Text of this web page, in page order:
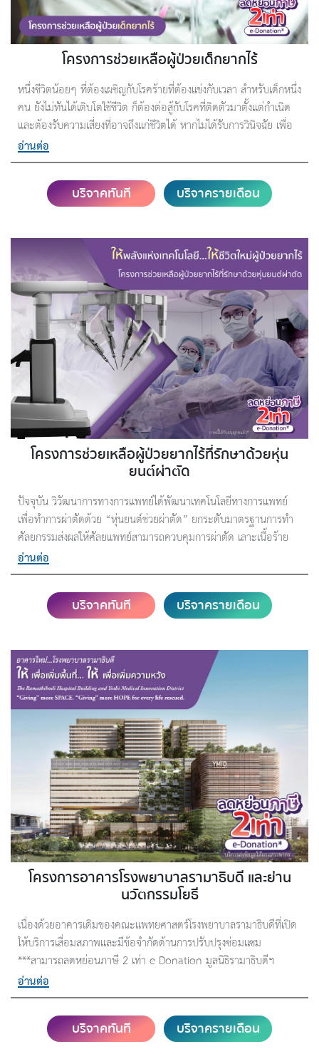
โครงการช่วยเหลือผู้ป่วยเด็กยากไร้
หนึ่งชีวิตน้อยๆ ที่ต้องเผชิญกับโรคร้ายที่ต้องแข่งกับเวลา สำหรับเด็กหนึ่ง
คน ยังไม่ทันได้เติบโตใช้ชีวิต ก็ต้องต่อสู้กับโรคที่ติดตัวมาตั้งแต่กำเนิด
และต้องรับความเสี่ยงที่อาจถึงแก่ชีวิตได้ หากไม่ได้รับการวินิจฉัย เพื่อ
รับการดูแลรักษาอย่างถูกต้องและทันท่วงที
อ่านต่อ
บริจาคทันที บริจาครายเดือน
โครงการช่วยเหลือผู้ป่วยยากไร้ที่รักษาด้วยหุ่น
ยนต์ผ่าตัด
ปัจจุบัน วิวัฒนาการทางการแพทย์ได้พัฒนาเทคโนโลยีทางการแพทย์
เพื่อทำการผ่าตัดด้วย “หุ่นยนต์ช่วยผ่าตัด” ยกระดับมาตรฐานการทำ
ศัลยกรรมส่งผลให้ศัลยแพทย์สามารถควบคุมการผ่าตัด เลาะเนื้อร้าย
และเย็บแผลในจุดที่ยากลำบากและมีขนาดเล็กมากได้อย่างมี
ประสิทธิภาพ รวดเร็ว และมีความแม่นยำสูงสุดในระดับมิลลิเมตร
อ่านต่อ
บริจาคทันที บริจาครายเดือน
โครงการอาคารโรงพยาบาลรามาธิบดี และย่าน
นวัตกรรมโยธี
เนื่องด้วยอาคารเดิมของคณะแพทยศาสตร์โรงพยาบาลรามาธิบดีที่เปิด
ให้บริการเสื่อมสภาพและมีข้อจำกัดด้านการปรับปรุงซ่อมแซม
***สามารถลดหย่อนภาษี 2 เท่า e-Donation มูลนิธิรามาธิบดีฯ
บริการส่งข้อมูลให้กรมสรรพากร
อ่านต่อ
บริจาคทันที บริจาครายเดือน